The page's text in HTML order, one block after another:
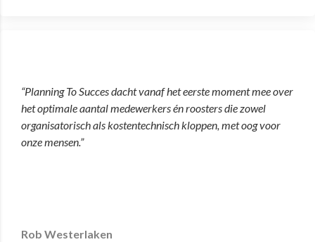
“Planning To Succes dacht vanaf het eerste moment mee over
het optimale aantal medewerkers én roosters die zowel
organisatorisch als kostentechnisch kloppen, met oog voor
onze mensen.”
Rob Westerlaken